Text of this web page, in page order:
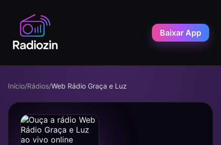
Baixar App
Início/Rádios/Web Rádio Graça e Luz